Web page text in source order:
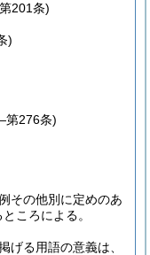
201条)
)
276条)
その他別に定めのあ
ころによる。
げる用語の意義は、